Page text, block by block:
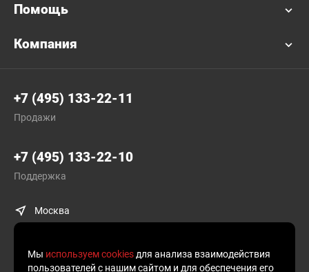
Помощь
Компания
+7 (495) 133-22-11
Продажи
+7 (495) 133-22-10
Поддержка
Москва
Мы используем cookies для анализа взаимодействия
пользователей с нашим сайтом и для обеспечения его